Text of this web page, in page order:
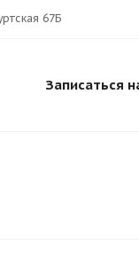
67Б
Записаться